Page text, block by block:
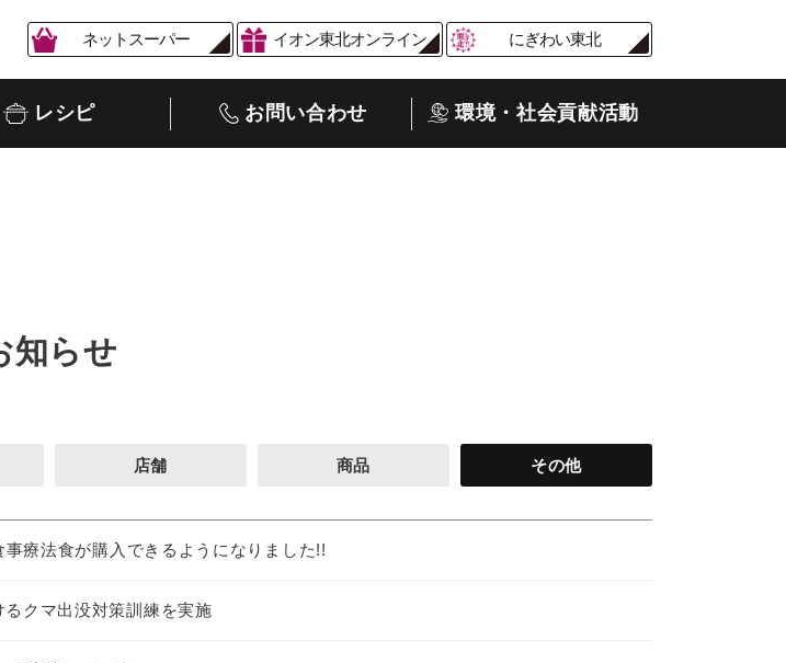
ネットスーパー イオン東北オンライン にぎわい東北
レシピ お問い合わせ 環境・社会貢献活動
知らせ
店舗 商品 その他
療法食が購入できるようになりました!!
クマ出没対策訓練を実施